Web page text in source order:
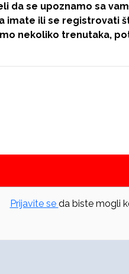
da se upoznamo sa
imate ili se registrovati
nekoliko trenutaka,
Prijavite se da biste mogli